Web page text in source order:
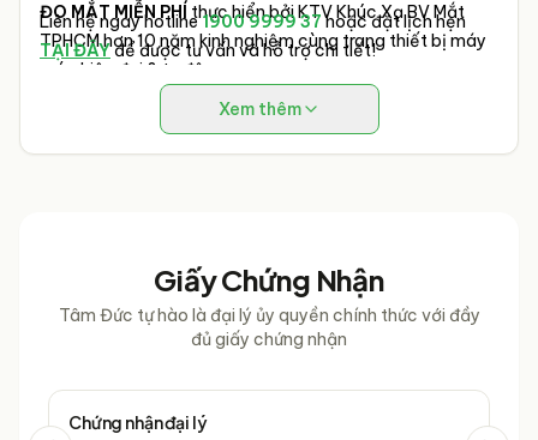
ĐO MẮT MIỄN PHÍ thực hiển bởi KTV Khúc Xạ BV Mắt
TPHCM hơn 10 năm kinh nghiệm cùng trang thiết bị máy
móc hiện đại & tự động.
Liên hệ ngay hotline 1900 9999 37 hoặc đặt lịch hẹn
TẠI ĐÂYđể được tư vấn và hỗ trợ chi tiết!
Xem thêm
Giấy Chứng Nhận
Tâm Đức tự hào là đại lý ủy quyền chính thức với đầy
đủ giấy chứng nhận
Chứng nhận đại lý